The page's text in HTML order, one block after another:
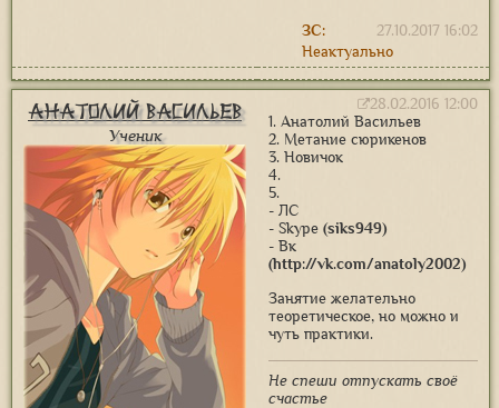
27.10.2017 16:02
ЗС:
Неактуально
Анатолий Васильев
Ученик
28.02.2016 12:00
1. Анатолий Васильев
2. Метание сюрикенов
3. Новичок
4.
5.
- ЛС
- Skype (siks949)
- Вк
(http://vk.com/anatoly2002)
Занятие желательно
теоретическое, но можно и
чуть практики.
Не спеши отпускать своё
счастье